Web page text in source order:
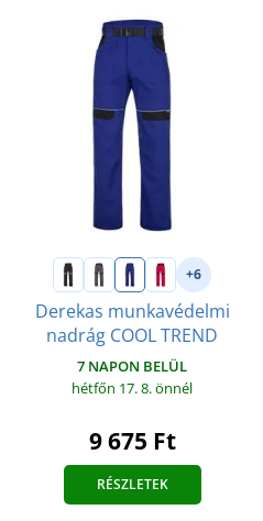
+6
Derekas munkavédelmi
nadrág COOL TREND
7 NAPON BELÜL
hétfőn 17. 8.önnél
9 675 Ft
RÉSZLETEK